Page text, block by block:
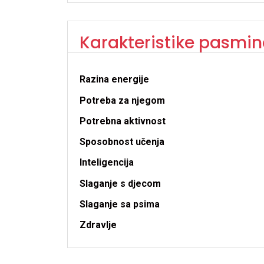
Karakteristike
Razina energije
Potreba za njegom
Potrebna aktivnost
Sposobnost učenja
Inteligencija
Slaganje s djecom
Slaganje sa psima
Zdravlje